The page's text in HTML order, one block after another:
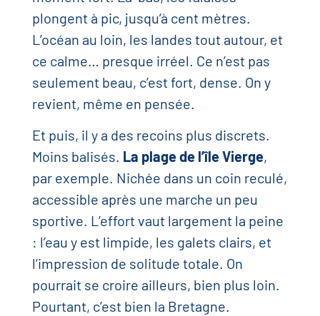
plongent à pic, jusqu’à cent mètres.
L’océan au loin, les landes tout autour, et
ce calme… presque irréel. Ce n’est pas
seulement beau, c’est fort, dense. On y
revient, même en pensée.
Et puis, il y a des recoins plus discrets.
Moins balisés. La plage de l’île Vierge,
par exemple. Nichée dans un coin reculé,
accessible après une marche un peu
sportive. L’effort vaut largement la peine
: l’eau y est limpide, les galets clairs, et
l’impression de solitude totale. On
pourrait se croire ailleurs, bien plus loin.
Pourtant, c’est bien la Bretagne.